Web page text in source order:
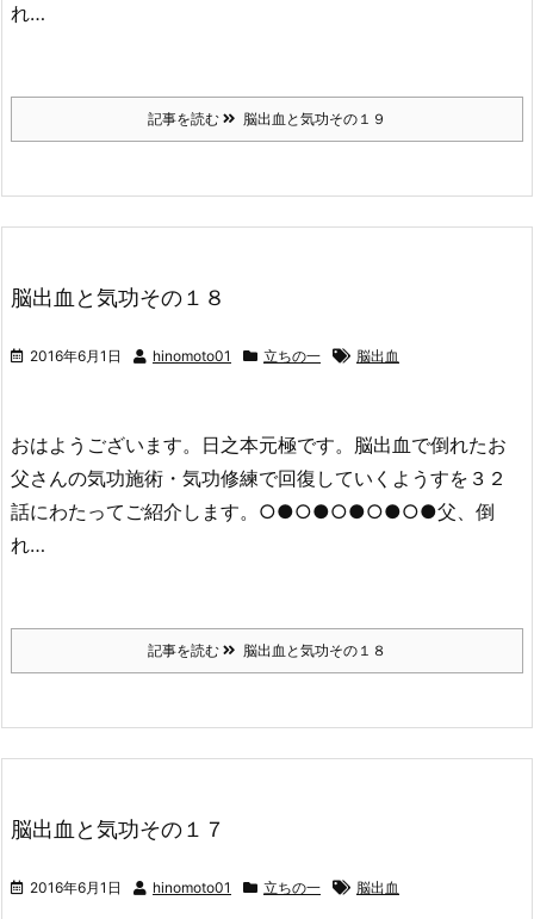
れ…
記事を読む 脳出血と気功その１９
脳出血と気功その１８
2016年6月1日 hinomoto01 立ちの一 脳出血
おはようございます。日之本元極です。脳出血で倒れたお
父さんの気功施術・気功修練で回復していくようすを３２
話にわたってご紹介します。○●○●○●○●○●父、倒
れ…
記事を読む 脳出血と気功その１８
脳出血と気功その１７
2016年6月1日 hinomoto01 立ちの一 脳出血